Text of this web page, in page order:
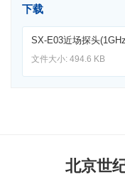
下载
SX-E03近场探头
文件大小: 494.6 KB
北京世